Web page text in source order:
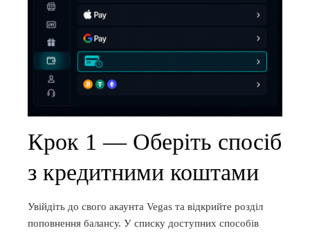
Крок 1 — Оберіть спосіб
з кредитними коштами
Увійдіть до свого акаунта Vegas та відкрийте розділ
поповнення балансу. У списку доступних способів